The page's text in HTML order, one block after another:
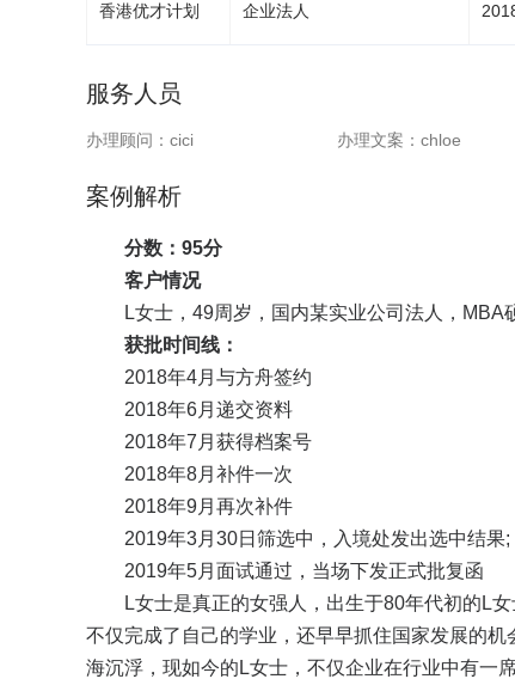
香港优才计划 企业法人
服务人员
办理顾问： cici 办理文案： chloe
案例解析
分数：95分
客户情况
L女士，49周岁，国内某实业公司法人，MBA
获批时间线：
2018年4月与方舟签约
2018年6月递交资料
2018年7月获得档案号
2018年8月补件一次
2018年9月再次补件
2019年3月30日筛选中，入境处发出选中结果;
2019年5月面试通过，当场下发正式批复函
L女士是真正的女强人，出生于80年代初的L女
不仅完成了自己的学业，还早早抓住国家发展的
海沉浮，现如今的L女士，不仅企业在行业中有一